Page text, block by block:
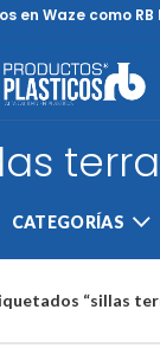
en Waze como
CATEGORÍAS
“sillas